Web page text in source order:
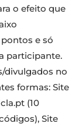
o efeito que
e só
participante.
divulgados no
formas: Site
(10
Site